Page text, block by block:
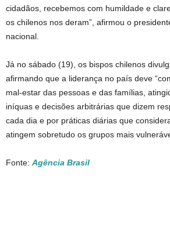
cidadãos, recebemos com humildade e
os chilenos nos deram”, afirmou o
nacional.
Já no sábado (19), os bispos chilenos
afirmando que a liderança no país deve
mal-estar das pessoas e das famílias,
iníquas e decisões arbitrárias que dizem
cada dia e por práticas diárias que
atingem sobretudo os grupos mais
Fonte: Agência Brasil